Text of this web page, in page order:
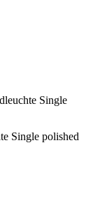
Single
Single polished